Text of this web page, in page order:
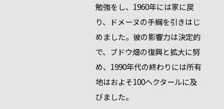
勉強をし、1960年には家に戻
り、ドメーヌの手綱を引きはじ
めました。彼の影響力は決定的
で、ブドウ畑の復興と拡大に努
め、1990年代の終わりには所有
地はおよそ100ヘクタールに及
びました。